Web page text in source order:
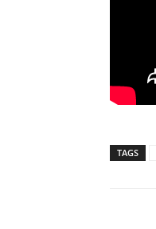
TAGS